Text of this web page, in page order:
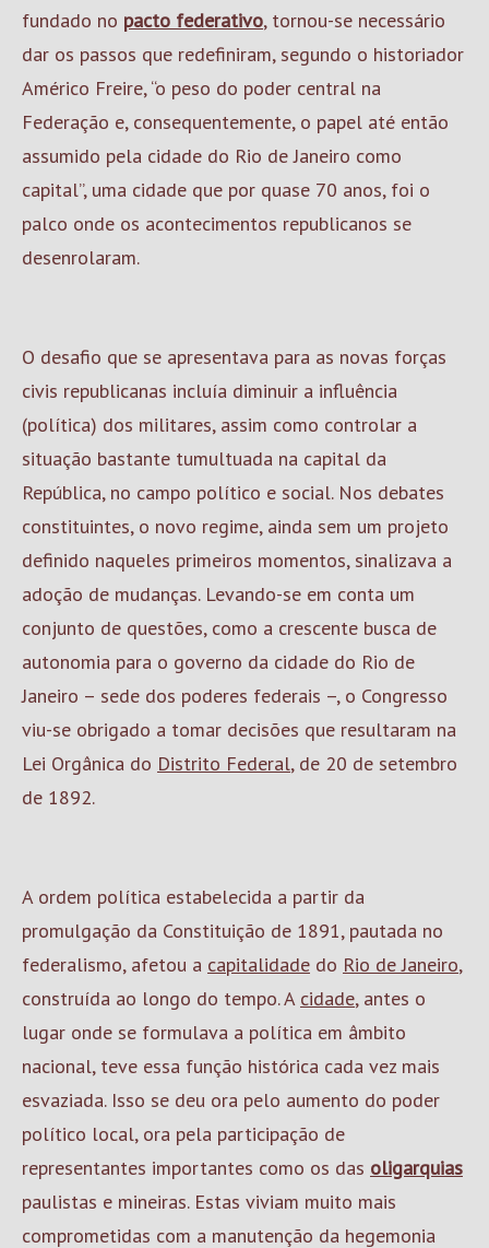
fundado no pacto federativo, tornou-se necessário
dar os passos que redefiniram, segundo o historiador
Américo Freire, “o peso do poder central na
Federação e, consequentemente, o papel até então
assumido pela cidade do Rio de Janeiro como
capital”, uma cidade que por quase 70 anos, foi o
palco onde os acontecimentos republicanos se
desenrolaram.
O desafio que se apresentava para as novas forças
civis republicanas incluía diminuir a influência
(política) dos militares, assim como controlar a
situação bastante tumultuada na capital da
República, no campo político e social. Nos debates
constituintes, o novo regime, ainda sem um projeto
definido naqueles primeiros momentos, sinalizava a
adoção de mudanças. Levando-se em conta um
conjunto de questões, como a crescente busca de
autonomia para o governo da cidade do Rio de
Janeiro – sede dos poderes federais –, o Congresso
viu-se obrigado a tomar decisões que resultaram na
Lei Orgânica do Distrito Federal, de 20 de setembro
de 1892.
A ordem política estabelecida a partir da
promulgação da Constituição de 1891, pautada no
federalismo, afetou a capitalidade do Rio de Janeiro,
construída ao longo do tempo. A cidade, antes o
lugar onde se formulava a política em âmbito
nacional, teve essa função histórica cada vez mais
esvaziada. Isso se deu ora pelo aumento do poder
político local, ora pela participação de
representantes importantes como os das oligarquias
paulistas e mineiras. Estas viviam muito mais
comprometidas com a manutenção da hegemonia